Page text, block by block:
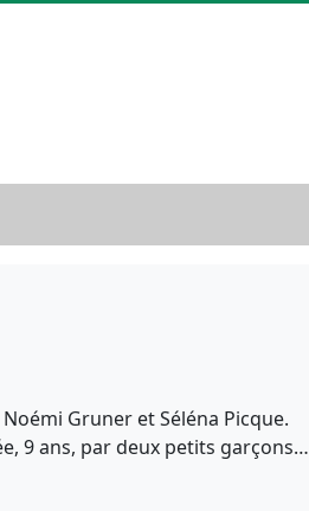
Gruner et Séléna Picque.
9 ans, par deux petits garçons…